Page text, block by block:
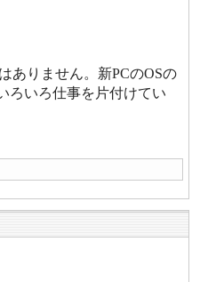
ありません。新PCのOSの
ろいろ仕事を片付けてい